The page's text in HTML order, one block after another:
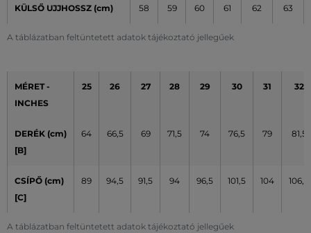
A táblázatban feltüntetett adatok tájékoztató jellegűek
KÜLSŐ UJJHOSSZ (cm) 58 59 60 61 62 63
A táblázatban feltüntetett adatok tájékoztató jellegűek
MÉRET -
INCHES
25 26 27 28 29 30 31 32
DERÉK (cm)
[B]
64 66,5 69 71,5 74 76,5 79 81,5
CSÍPŐ (cm)
[C]
89 94,5 91,5 94 96,5 101,5 104 106,5